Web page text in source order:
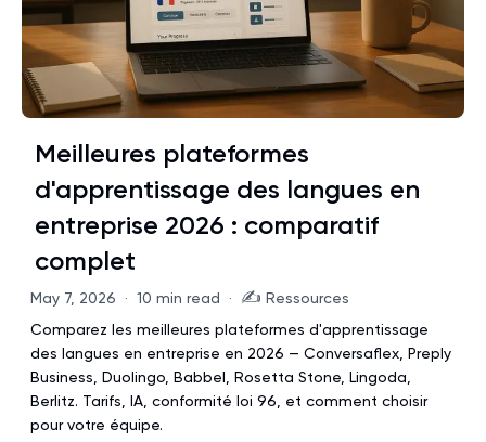
Meilleures plateformes
d'apprentissage des langues en
entreprise 2026 : comparatif
complet
May 7, 2026 · 10 min read · ✍️ Ressources
Comparez les meilleures plateformes d'apprentissage
des langues en entreprise en 2026 — Conversaflex, Preply
Business, Duolingo, Babbel, Rosetta Stone, Lingoda,
Berlitz. Tarifs, IA, conformité loi 96, et comment choisir
pour votre équipe.